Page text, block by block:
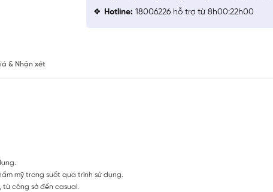
Hotline: 18006226 hỗ trợ từ 8h00:22h00
& Nhận xét
mỹ trong suốt quá trình sử dụng.
công sở đến casual.